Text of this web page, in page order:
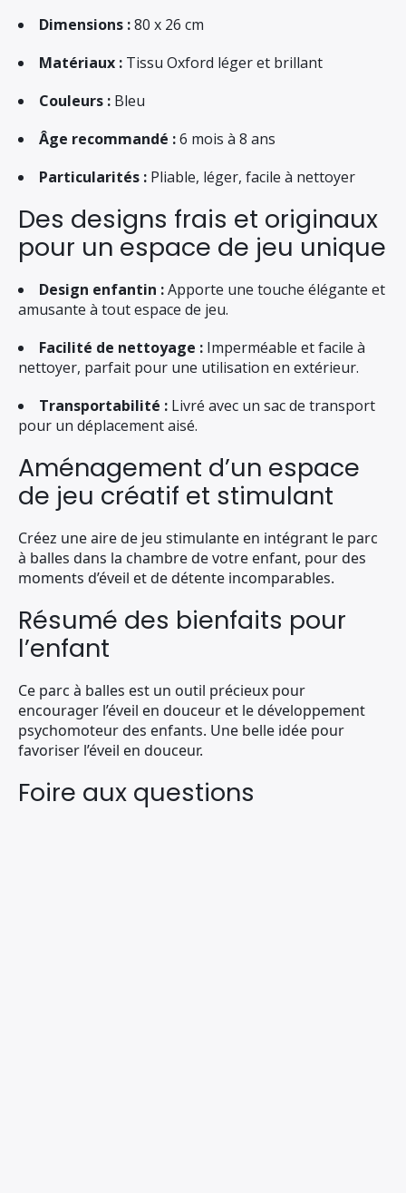
Dimensions :80 x 26 cm
Matériaux : Tissu Oxford léger et brillant
Couleurs : Bleu
Âge recommandé :6 mois à 8 ans
Particularités : Pliable, léger, facile à nettoyer
Des designs frais et originaux
pour un espace de jeu unique
Design enfantin :Apporte une touche élégante et
amusante à tout espace de jeu.
Facilité de nettoyage : Imperméable et facile à
nettoyer, parfait pour une utilisation en extérieur.
Transportabilité : Livré avec un sac de transport
pour un déplacement aisé.
Aménagement d’un espace
de jeu créatif et stimulant
Créez une aire de jeu stimulante en intégrant le parc
à balles dans la chambre de votre enfant, pour des
moments d’éveil et de détente incomparables.
Résumé des bienfaits pour
l’enfant
Ce parc à balles est un outil précieux pour
encourager l’éveil en douceur et le développement
psychomoteur des enfants. Une belle idée pour
favoriser l’éveil en douceur.
Foire aux questions